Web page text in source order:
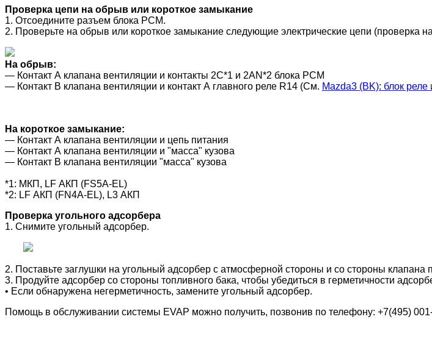
Проверка цепи на обрыв или короткое замыкание
1. Отсоедините разъем блока РСМ.
2. Проверьте на обрыв или короткое замыкание следующие электрические цепи (проверка
На обрыв:
― Контакт А клапана вентиляции и контакты 2C*1 и 2AN*2 блока РСМ
― Контакт В клапана вентиляции и контакт А главного реле R14 (См. Mazda3 (BK): блок реле
На короткое замыкание:
― Контакт А клапана вентиляции и цепь питания
― Контакт А клапана вентиляции и "масса" кузова
― Контакт В клапана вентиляции "масса" кузова
*1: МКП, LF АКП (FS5A-EL)
*2: LF АКП (FN4A-EL), L3 АКП
Проверка угольного адсорбера
1. Снимите угольный адсорбер.
2. Поставьте заглушки на угольный адсорбер с атмосферной стороны и со стороны клапана
3. Продуйте адсорбер со стороны топливного бака, чтобы убедиться в герметичности
• Если обнаружена негерметичность, замените угольный адсорбер.
Помощь в обслуживании системы EVAP можно получить, позвонив по телефону: +7(495)